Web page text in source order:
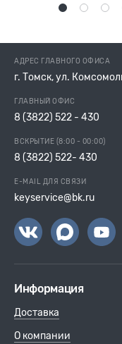
1 2 3
АДРЕС ГЛАВНОГО ОФИСА
г. Томск, ул.
ГЛАВНЫЙ ОФИС
8 (3822) 522 - 430
ВСКРЫТИЕ (8:00 - 00:00)
8 (3822) 522- 430
E-MAIL ДЛЯ СВЯЗИ
keyservice@bk.ru
Информация
Доставка
О компании